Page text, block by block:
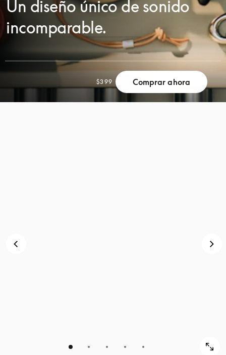
Un diseño único de sonido
incomparable.
$399 Comprar ahora